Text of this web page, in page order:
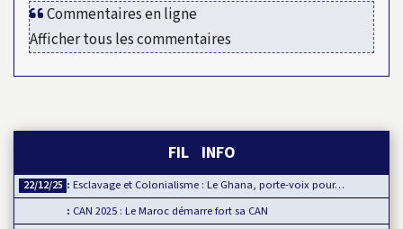
Commentaires en ligne
Afficher tous les commentaires
FIL INFO
22/12/25
Esclavage et Colonialisme : Le Ghana, porte-voix pour…
CAN 2025 : Le Maroc démarre fort sa CAN